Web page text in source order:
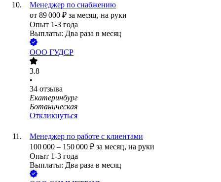
Менеджер по снабжению
от 89 000 ₽ за месяц, на руки
Опыт 1-3 года
Выплаты: Два раза в месяц
ООО ГУДСР
3.8
•
34 отзыва
Екатеринбург
Ботаническая
Откликнуться
Менеджер по работе с клиентами
100 000 – 150 000 ₽ за месяц, на руки
Опыт 1-3 года
Выплаты: Два раза в месяц